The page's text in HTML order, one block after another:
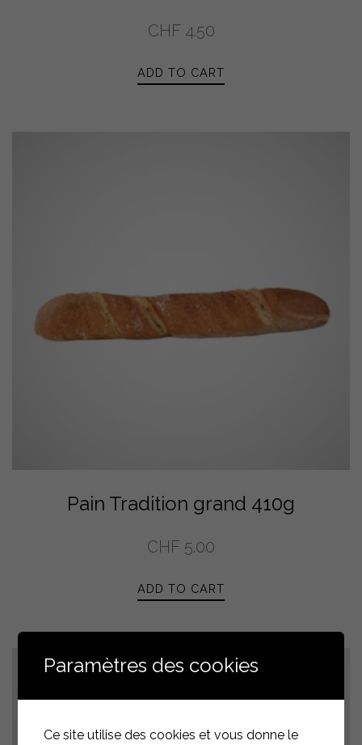
CHF 4.50
ADD TO CART
Pain Tradition grand 410g
CHF 5.00
ADD TO CART
Paramètres des cookies
Ce site utilise des cookies et vous donne le